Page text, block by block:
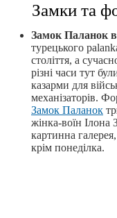
Замки та
Замок Паланок
турецького
століття, а
різні часи тут
казарми для
механізаторів.
Замок Паланок
жінка-воїн Ілона
картинна
крім понеділка.